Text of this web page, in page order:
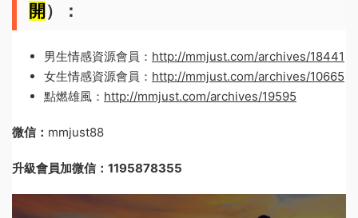
開 ）：
男生情感資源會員： http://mmjust.com/archives/18441
女生情感資源會員： http://mmjust.com/archives/10665
點燃雄風： http://mmjust.com/archives/19595
微信： mmjust88
升級會員加微信：1195878355